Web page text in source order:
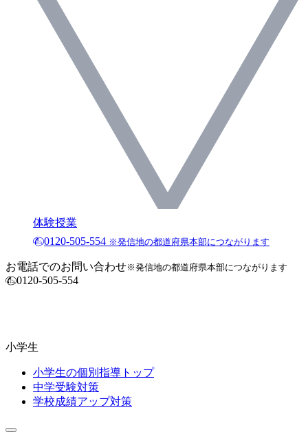
体験授業
0120-505-554 ※発信地の都道府県本部につながります
お電話でのお問い合わせ※発信地の都道府県本部につながります
0120-505-554
小学生
小学生の個別指導トップ
中学受験対策
学校成績アップ対策